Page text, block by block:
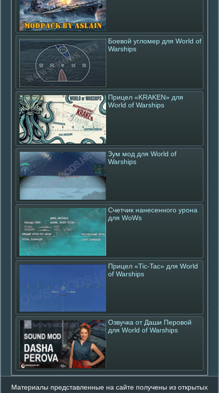
Боевой угломер для World of
Warships
Прицел «KRAKEN» для
World of Warships
Зум мод для World of
Warships
Счетчик нанесенного урона
для WoWs
Прицел «Tic-Tac» для World
of Warships
Озвучка от Даши Перовой
для World of Warships
Материалы представленные на сайте получены из открытых